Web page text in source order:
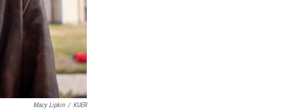
Macy Lipkin / KUER